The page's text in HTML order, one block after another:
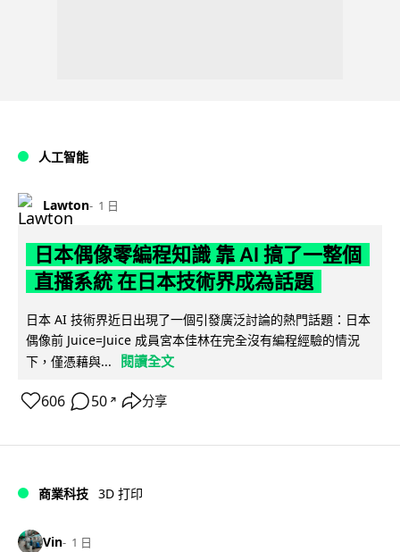
人工智能
Lawton 1 日
日本偶像零編程知識 靠 AI 搞了一整個
直播系統 在日本技術界成為話題
日本 AI 技術界近日出現了一個引發廣泛討論的熱門話題：日本
偶像前 Juice=Juice 成員宮本佳林在完全沒有編程經驗的情況
下，僅憑藉與...
閱讀全文
606 50 ↗ 分享
商業科技 3D 打印
Vin 1 日